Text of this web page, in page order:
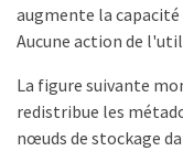
augmente la
Aucune action de
La figure suivante
redistribue les
nœuds de stockage